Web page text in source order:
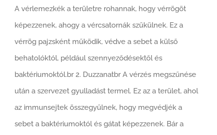
A vérlemezkék a területre rohannak, hogy vérrögöt
képezzenek, ahogy a vércsatornák szűkülnek. Ez a
vérrög pajzsként működik, védve a sebet a külső
behatolóktól, például szennyeződésektől és
baktériumoktól.br 2. Duzzanatbr A vérzés megszűnése
után a szervezet gyulladást termel. Ez az a terület, ahol
az immunsejtek összegyűlnek, hogy megvédjék a
sebet a baktériumoktól és gátat képezzenek. Bár a